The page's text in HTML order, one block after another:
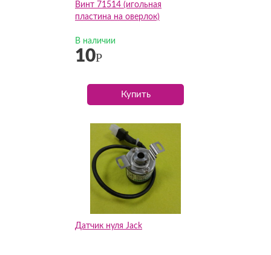
Винт 71514 (игольная
пластина на оверлок)
В наличии
10Р
Купить
Датчик нуля Jack